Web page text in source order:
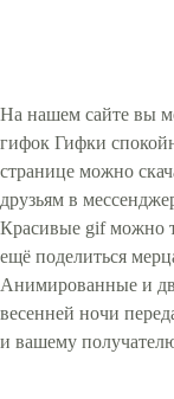
На нашем сайте вы
гифок Гифки
странице можно
друзьям в
Красивые gif можно
ещё поделиться
Анимированные и
весенней ночи
и вашему